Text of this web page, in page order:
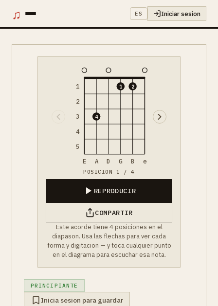
♫ ES Iniciar sesion
1
2
3
4
5
4
1 2
E A D G B e
POSICION 1 / 4
REPRODUCIR
COMPARTIR
Este acorde tiene 4 posiciones en el
diapason. Usa las flechas para ver cada
forma y digitacion — y toca cualquier punto
en el diagrama para escuchar esa nota.
PRINCIPIANTE
Inicia sesion para guardar